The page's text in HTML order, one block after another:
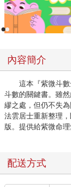
內容簡介
這本『紫微斗數
斗數的關鍵書。雖
繆之處，但仍不失
法雲居士重新整理
版。提供給紫微命
配送方式